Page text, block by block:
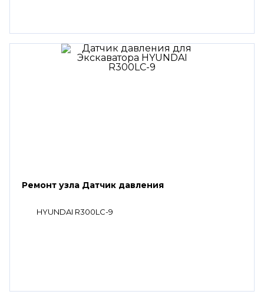
Ремонт узла Датчик давления
HYUNDAI R300LC-9